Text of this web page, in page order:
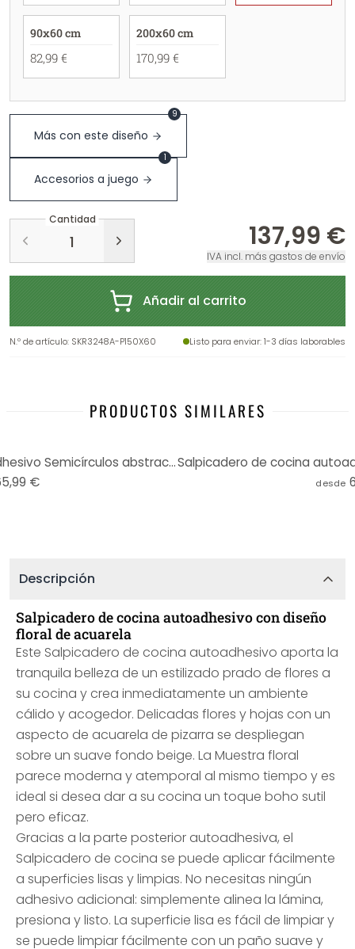
90x60 cm
82,99 €
200x60 cm
170,99 €
Más con este diseño
9
Accesorios a juego
1
Cantidad
137,99 €
IVA incl. más gastos de envío
Añadir al carrito
N.º de artículo: SKR3248A-P150X60 Listo para enviar: 1-3 días laborables
PRODUCTOS SIMILARES
Salpicadero de cocina autoadhesivo Semicírculos abstractos en beige suave - Bloomery Decor
€
desde
Descripción
Salpicadero de cocina autoadhesivo con diseño
floral de acuarela
Este Salpicadero de cocina autoadhesivo aporta la
tranquila belleza de un estilizado prado de flores a
su cocina y crea inmediatamente un ambiente
cálido y acogedor. Delicadas flores y hojas con un
aspecto de acuarela de pizarra se despliegan
sobre un suave fondo beige. La Muestra floral
parece moderna y atemporal al mismo tiempo y es
ideal si desea dar a su cocina un toque boho sutil
pero eficaz.
Gracias a la parte posterior autoadhesiva, el
Salpicadero de cocina se puede aplicar fácilmente
a superficies lisas y limpias. No necesitas ningún
adhesivo adicional: simplemente alinea la lámina,
presiona y listo. La superficie lisa es fácil de limpiar y
se puede limpiar fácilmente con un paño suave y